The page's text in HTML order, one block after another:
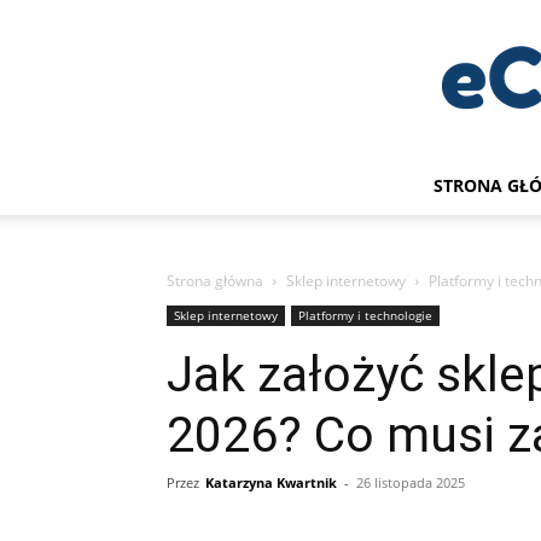
STRONA
Strona główna Sklep internetowy Platformy i
Sklep internetowy Platformy i technologie
Jak założyć
2026? Co musi
Przez Katarzyna Kwartnik - 26 listopada 2025